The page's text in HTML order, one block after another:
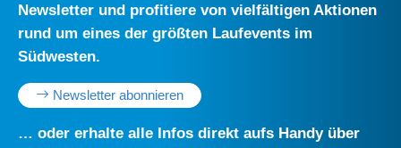
Newsletter und profitiere von vielfältigen Aktionen
rund um eines der größten Laufevents im
Südwesten.
Newsletter abonnieren
… oder erhalte alle Infos direkt aufs Handy über